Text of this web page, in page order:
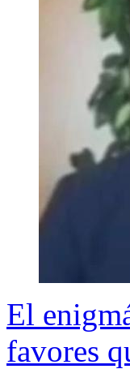
El
favores